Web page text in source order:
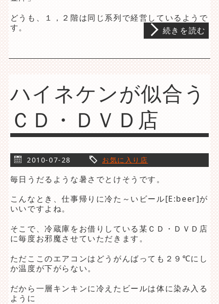
どうも、１，２階は同じ系列で経営しているようで
す。
続きを読む
ハイネケンが似合う
ＣＤ・ＤＶＤ店
2010-07-28 お気に入り店
毎日うだるような暑さでとけそうです。
こんなとき、仕事帰りに冷た～いビール[E:beer]が
いいですよね。
そこで、冷蔵庫をお借りしている某ＣＤ・ＤＶＤ店
に毎度お邪魔させていただきます。
ただここのエアコンはどうがんばっても２９℃にし
か温度が下がらない。
だから一層キンキンに冷えたビールは体に染み入る
ように